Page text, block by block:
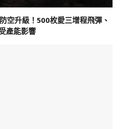
空升級！500枚愛三增程飛彈、
產能影響